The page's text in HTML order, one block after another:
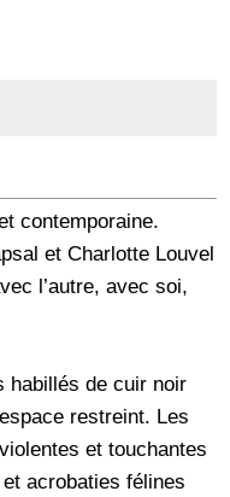
contemporaine.
et Charlotte Louvel
l’autre, avec soi,
habillés de cuir noir
restreint. Les
et touchantes
acrobaties félines